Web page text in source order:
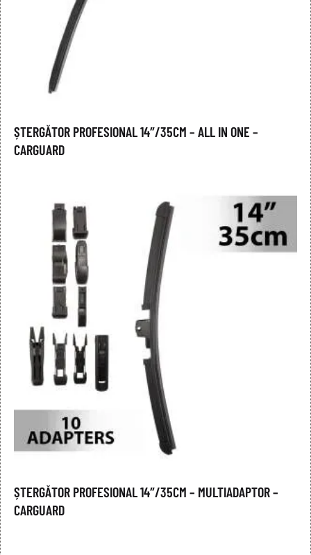
ȘTERGĂTOR PROFESIONAL 14″/35CM – ALL IN ONE –
CARGUARD
ȘTERGĂTOR PROFESIONAL 14″/35CM – MULTIADAPTOR –
CARGUARD